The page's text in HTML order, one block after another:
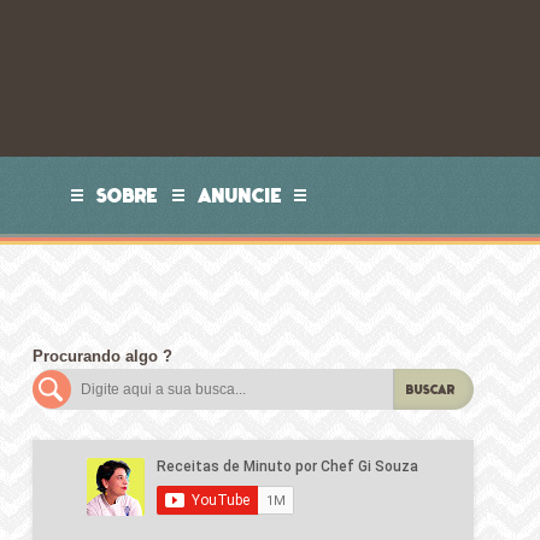
SOBRE ANUNCIE
Procurando algo ?
BUSCAR